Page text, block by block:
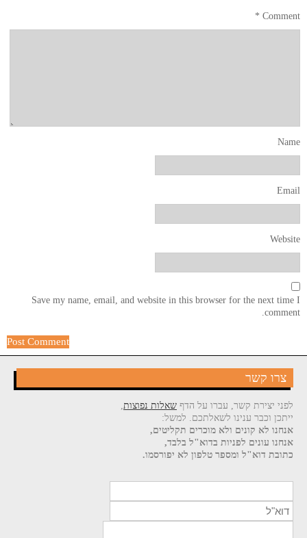
Comment
*
Name
Email
Website
Save my name, email, and website in this browser for the next time I
comment.
צרו קשר
לפני יצירת קשר, עברו על הדף שאלות נפוצות,
ייתכן וכבר ענינו לשאלתכם. למשל:
אנחנו לא קונים ולא מוכרים תקליטים,
אנחנו עונים לפניות בדוא"ל בלבד,
כתובת דוא"ל ומספר טלפון לא יפורסמו.